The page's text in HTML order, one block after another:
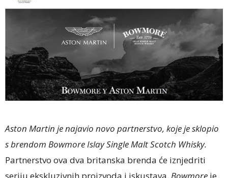
Aston Martin je najavio novo partnerstvo, koje je sklopio
s brendom Bowmore Islay Single Malt Scotch Whisky.
Partnerstvo ova dva britanska brenda će iznjedriti